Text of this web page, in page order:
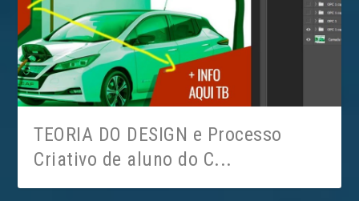
TEORIA DO DESIGN e Processo
Criativo de aluno do C...